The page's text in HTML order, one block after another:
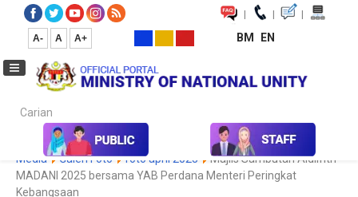
| | |
A- A A+ BM EN
Carian...
Media Media Collection Photo 2024
Koleksi
Media
Galeri Foto foto april 2025
Majlis Sambutan Aidilfitri
MADANI 2025 bersama YAB Perdana Menteri Peringkat
Kebangsaan